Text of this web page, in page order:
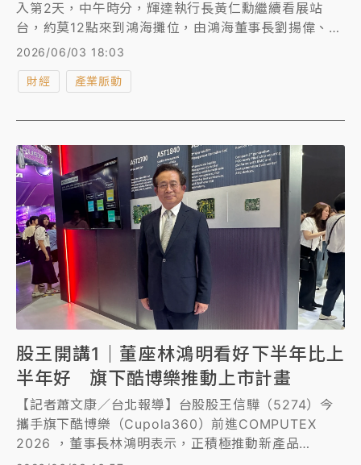
入第2天，中午時分，輝達執行長黃仁勳繼續看展站
台，約莫12點來到鴻海攤位，由鴻海董事長劉揚偉、輪
值CEO蔣集恆、工業富聯（FII）董事長鄭弘孟親自迎
分享給周遭的民眾。
2026/06/03 18:03
財經 產業脈動
股王開講1｜董座林鴻明看好下半年比上
半年好 旗下酷博樂推動上市計畫
【記者蕭文康／台北報導】台股股王信驊（5274）今
攜手旗下酷博樂（Cupola360）前進COMPUTEX
2026 ，董事長林鴻明表示，正積極推動新產品